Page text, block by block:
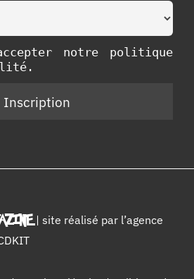
notre politique
| site réalisé par l’agence